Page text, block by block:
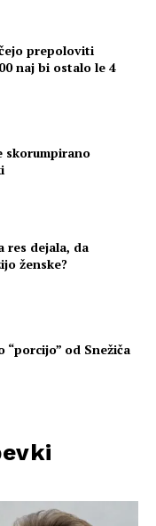
prepoloviti
naj bi ostalo le 4
skorumpirano
res dejala, da
ženske?
od Snežiča